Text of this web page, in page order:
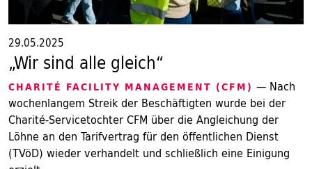
29.05.2025
„Wir sind alle gleich“
CHARITÉ FACILITY MANAGEMENT (CFM) — Nach
wochenlangem Streik der Beschäftigten wurde bei der
Charité-Servicetochter CFM über die Angleichung der
Löhne an den Tarifvertrag für den öffentlichen Dienst
(TVöD) wieder verhandelt und schließlich eine Einigung